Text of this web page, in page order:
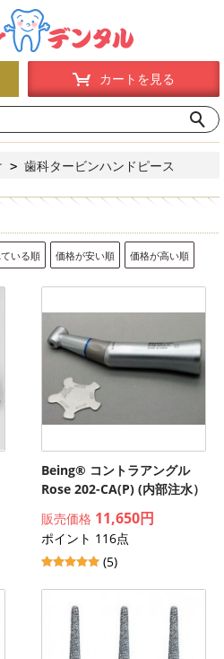
カートを見る
> 歯科タービンハンドピース
いる順 価格が安い順 価格が高い順
Being® コントラアングル
Rose 202-CA(P) (内部注水）
販売価格 11,650円
ポイント 116点
(5)